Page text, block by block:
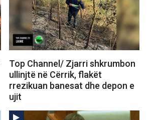
Top Channel/ Zjarri shkrumbon
ullinjtë në Cërrik, flakët
rrezikuan banesat dhe depon e
ujit